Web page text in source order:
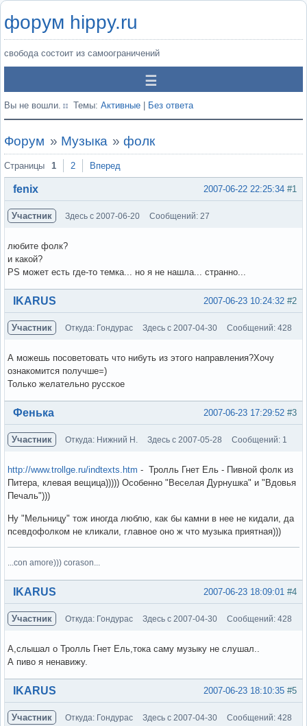
форум hippy.ru
свобода состоит из самоограничений
Вы не вошли. Темы: Активные Без ответа
Форум » Музыка »фолк
Страницы 1 2 Вперед
#1
2007-06-22 22:25:34
fenix
Участник Здесь с 2007-06-20 Сообщений: 27
любите фолк?
и какой?
PS может есть где-то темка... но я не нашла... странно...
Вне форума #2
2007-06-23 10:24:32
IKARUS
Участник Откуда: Гондурас Здесь с 2007-04-30 Сообщений: 428
А можешь посоветовать что нибуть из этого направления?Хочу
ознакомится получше=)
Только желательно русское
Вне форума #3
2007-06-23 17:29:52
Фенька
Участник Откуда: Нижний Н. Здесь с 2007-05-28 Сообщений: 1
http://www.trollge.ru/indtexts.htm - Тролль Гнет Ель - Пивной фолк из
Питера, клевая вещица))))) Особенно "Веселая Дурнушка" и "Вдовья
Печаль")))
Ну "Мельницу" тож иногда люблю, как бы камни в нее не кидали, да
псевдофолком не кликали, главное оно ж что музыка приятная)))
...con amore))) corason...
Вне форума #4
2007-06-23 18:09:01
IKARUS
Участник Откуда: Гондурас Здесь с 2007-04-30 Сообщений: 428
А,слышал о Тролль Гнет Ель,тока саму музыку не слушал..
А пиво я ненавижу.
Вне форума #5
2007-06-23 18:10:35
IKARUS
Участник Откуда: Гондурас Здесь с 2007-04-30 Сообщений: 428